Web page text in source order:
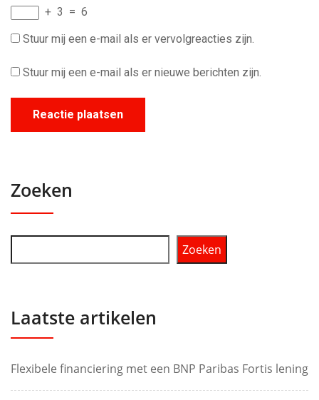
+ 3 = 6
Stuur mij een e-mail als er vervolgreacties zijn.
Stuur mij een e-mail als er nieuwe berichten zijn.
Zoeken
Zoeken
Laatste artikelen
Flexibele financiering met een BNP Paribas Fortis lening